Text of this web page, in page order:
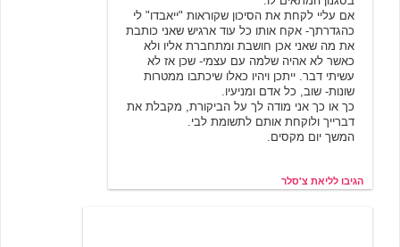
אם עליי לקחת את הסיכון שקוראות "ייאבדו" לי
כהגדרתך- אקח אותו כל עוד ארגיש שאני כותבת
את מה שאני אכן חושבת ומתחברת אליו ולא
כאשר לא אהיה שלמה עם עצמי- שכן אז לא
עשיתי דבר. ייתכן ויהיו כאלו שיכתבו ממטרות
שונות- שוב, כל אדם ומניעיו.
כך או כך אני מודה לך על הביקורת, מקבלת את
דברייך ולוקחת אותם לתשומת לבי.
המשך יום מקסים.
הגיבו לליאת צ'סלר